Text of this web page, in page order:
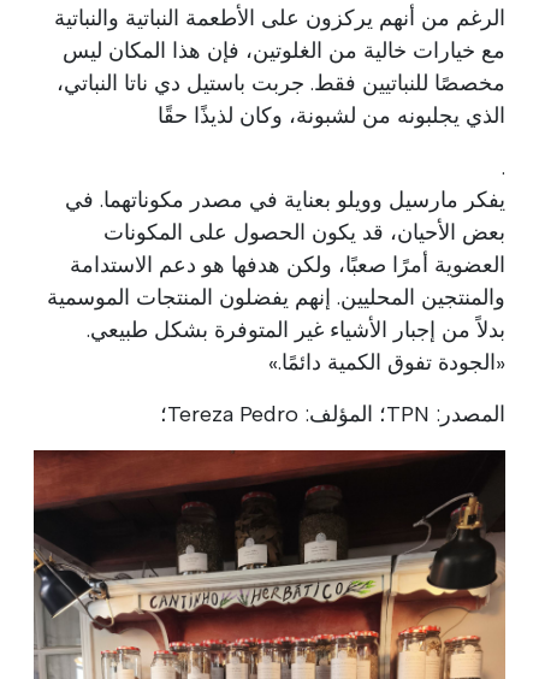
الرغم من أنهم يركزون على الأطعمة النباتية والنباتية
مع خيارات خالية من الغلوتين، فإن هذا المكان ليس
مخصصًا للنباتيين فقط. جربت باستيل دي ناتا النباتي،
الذي يجلبونه من لشبونة، وكان لذيذًا حقًا
.
يفكر مارسيل وويلو بعناية في مصدر مكوناتهما. في
بعض الأحيان، قد يكون الحصول على المكونات
العضوية أمرًا صعبًا، ولكن هدفها هو دعم الاستدامة
والمنتجين المحليين. إنهم يفضلون المنتجات الموسمية
بدلاً من إجبار الأشياء غير المتوفرة بشكل طبيعي.
«الجودة تفوق الكمية دائمًا.»
المصدر: TPN؛ المؤلف: Tereza Pedro؛